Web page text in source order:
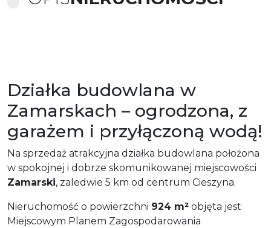
Działka budowlana w
Zamarskach – ogrodzona, z
garażem i przyłączoną wodą!
Na sprzedaż atrakcyjna działka budowlana położona
w spokojnej i dobrze skomunikowanej miejscowości
Zamarski, zaledwie 5 km od centrum Cieszyna.
Nieruchomość o powierzchni 924 m² objęta jest
Miejscowym Planem Zagospodarowania